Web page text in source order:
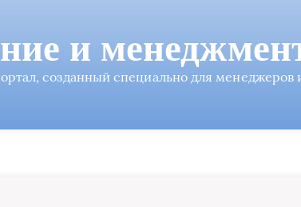
и
созданный специально для